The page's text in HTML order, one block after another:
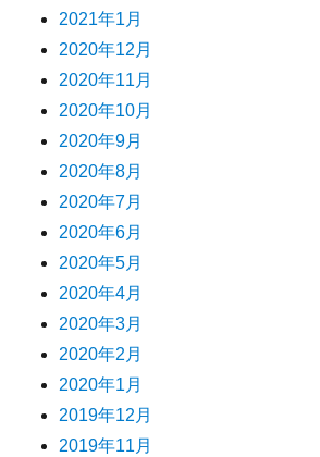
2021年1月
2020年12月
2020年11月
2020年10月
2020年9月
2020年8月
2020年7月
2020年6月
2020年5月
2020年4月
2020年3月
2020年2月
2020年1月
2019年12月
2019年11月